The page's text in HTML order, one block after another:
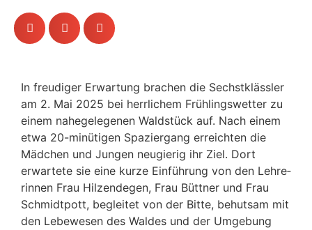
In freu­diger Erwar­tung brachen die Sechst­klässler
am 2. Mai 2025 bei herr­li­chem Früh­lings­wetter zu
einem nahe­ge­le­genen Wald­stück auf. Nach einem
etwa 20-minü­tigen Spazier­gang erreichten die
Mädchen und Jungen neugierig ihr Ziel. Dort
erwar­tete sie eine kurze Einfüh­rung von den Lehre­
rinnen Frau Hilzen­degen, Frau Büttner und Frau
Schmidt­pott, begleitet von der Bitte, behutsam mit
den Lebe­wesen des Waldes und der Umge­bung